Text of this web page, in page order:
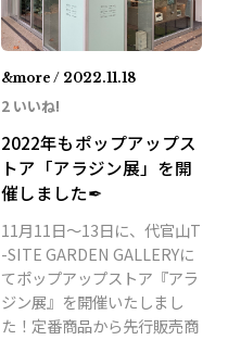
&more / 2022.11.18
2 いいね!
2022年もポップアップス
トア「アラジン展」を開
催しました✒
11月11日～13日に、代官⼭T
-SITE GARDEN GALLERYに
てポップアップストア『アラ
ジン展』を開催いたしまし
た！定番商品から先行販売商